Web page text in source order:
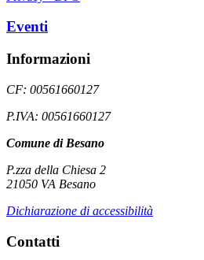
Eventi
Informazioni
CF: 00561660127
P.IVA: 00561660127
Comune di Besano
P.zza della Chiesa 2
21050 VA Besano
Dichiarazione di accessibilità
Contatti